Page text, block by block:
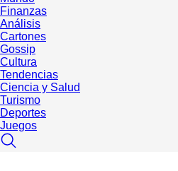
Finanzas
Análisis
Cartones
Gossip
Cultura
Tendencias
Ciencia y Salud
Turismo
Deportes
Juegos